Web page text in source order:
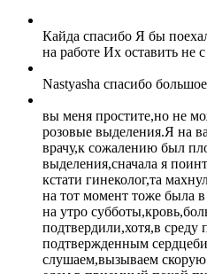
Кайда спасибо Я бы
на работе Их оставить не
Nastyasha спасибо большое
вы меня простите,но не
розовые выделения.Я на
врачу,к сожалению был
выделения,сначала я
кстати гинеколог,та
на тот момент тоже была
на утро
подтвердили,хотя,в
подтвержденным
слушаем,вызываем